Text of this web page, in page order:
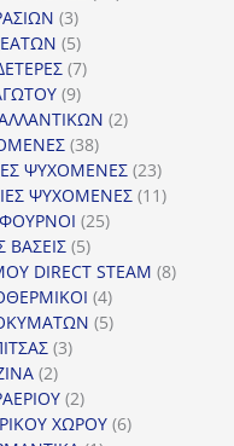
33
προϊόντα
55
προϊόντα
77
99
προϊόντα
22
3838
προϊόντα
ΨΥΧΟΜΕΝΕΣ 2323
προϊόντα
ΨΥΧΟΜΕΝΕΣ 1111
2525
ΒΑΣΕΙΣ 55
προϊόντα
DIRECT STEAM 88
44
προϊόντα
55
33
22
προϊόντα
22
προϊόντα
ΧΩΡΟΥ 66